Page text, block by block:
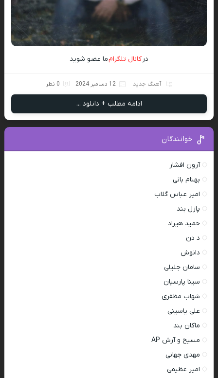
درکانال تلگرامما عضو شوید
آهنگ جدید 12 دسامبر 2024 0 نظر
ادامه مطلب + دانلود ...
خوانندگان
آرون افشار
بهنام بانی
امیر عباس گلاب
پازل بند
حمید هیراد
د دن
دانوش
سامان جلیلی
سینا پارسیان
شهاب مظفری
علی یاسینی
ماکان بند
مسیح و آرش AP
مهدی جهانی
امیر عظیمی